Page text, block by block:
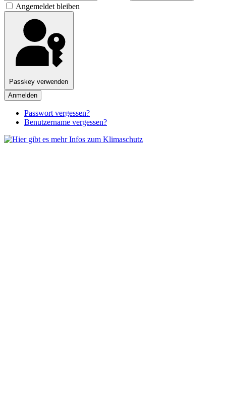
Angemeldet bleiben
Passkey verwenden
Anmelden
Passwort vergessen?
Benutzername vergessen?